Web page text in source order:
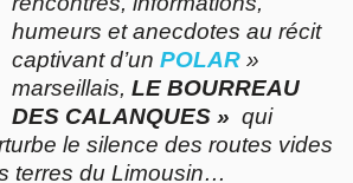
humeurs et anecdotes au récit
captivant d’un POLAR »
marseillais, LE BOURREAU
DES CALANQUES » qui
le silence des routes vides
terres du Limousin…